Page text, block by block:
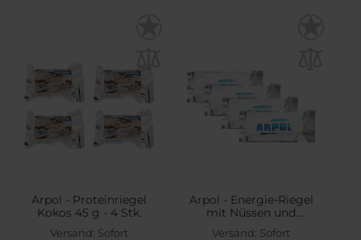
Arpol - Proteinriegel
Kokos 45 g - 4 Stk.
Versand: Sofort
Arpol - Energie-Riegel
mit Nüssen und
Schokolade - 4 Stk.
Versand: Sofort